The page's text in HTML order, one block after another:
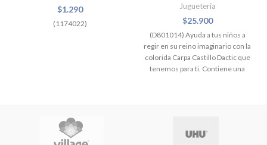
$1.290
(1174022)
Jugueteria
$25.900
(D801014) Ayuda a tus niños a
regir en su reino imaginario con la
colorida Carpa Castillo Dactic que
tenemos para ti. Contiene una